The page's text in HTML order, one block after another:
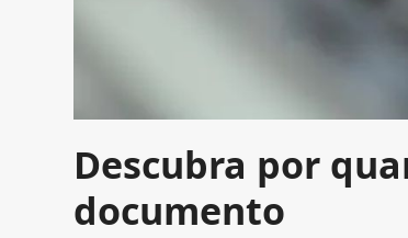
Descubra por
documento